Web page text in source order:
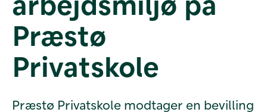
os
Præstø
Privatskole
Præstø Privatskole modtager en bevilling